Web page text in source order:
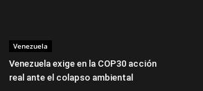
Venezuela
Venezuela exige en la COP30 acción
real ante el colapso ambiental